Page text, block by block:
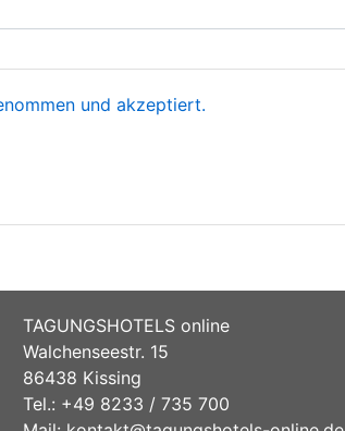
und akzeptiert.
TAGUNGSHOTELS online
Walchenseestr. 15
86438 Kissing
Tel.: +49 8233 / 735 700